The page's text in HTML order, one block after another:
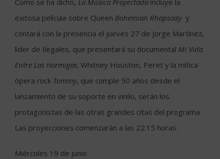
Como se ha dicho, La Música Proyectada incluye la
exitosa película sobre Queen Bohemian Rhapsody y
contará con la presencia el jueves 27 de Jorge Martínez,
líder de Ilegales, que presentará su documental Mi Vida
Entre Las Hormigas. Whitney Houston, Peret y la mítica
ópera rock Tommy, que cumple 50 años desde el
lanzamiento de su soporte en vinilo, serán los
protagonistas de las otras grandes citas del programa.
Las proyecciones comenzarán a las 22.15 horas.
Miércoles 19 de junio